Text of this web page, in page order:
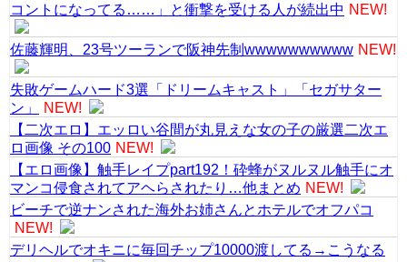
コントになってる……」と衝撃を受ける人が続出中 NEW!
佐藤輝明、23号ツーランで阪神先制wwwwwwwwww NEW!
失敗ゲームハード3選「ドリームキャスト」「セガサター
ン」
NEW!
【二次エロ】エッロい谷間が丸見えな女の子の厳選二次エ
ロ画像 その100 NEW!
【エロ画像】触手レイプpart192！砕蜂がヌルヌル触手にオ
マンコ侵食されてアヘらされたり…他まとめ NEW!
ビーチで逆ナンされた海外お姉さんとホテルでオフパコ
NEW!
デリヘルでオキニに毎回チップ10000渡してる→こうなる